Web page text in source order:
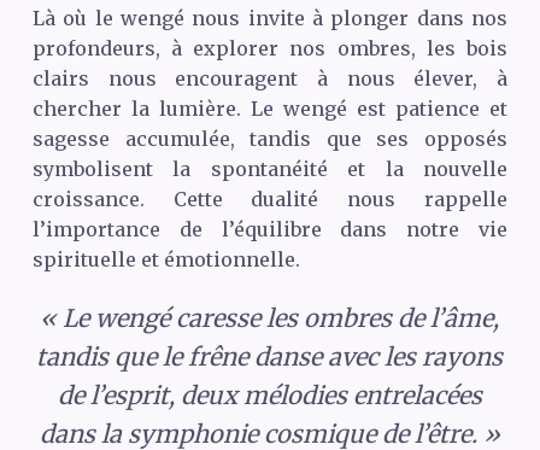
Là où le wengé nous invite à plonger dans nos
profondeurs, à explorer nos ombres, les bois
clairs nous encouragent à nous élever, à
chercher la lumière. Le wengé est patience et
sagesse accumulée, tandis que ses opposés
symbolisent la spontanéité et la nouvelle
croissance. Cette dualité nous rappelle
l’importance de l’équilibre dans notre vie
spirituelle et émotionnelle.
« Le wengé caresse les ombres de l’âme,
tandis que le frêne danse avec les rayons
de l’esprit, deux mélodies entrelacées
dans la symphonie cosmique de l’être. »